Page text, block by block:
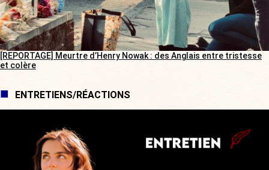
[REPORTAGE] Meurtre d’Henry Nowak : des Anglais entre tristesse
et colère
ENTRETIENS/RÉACTIONS